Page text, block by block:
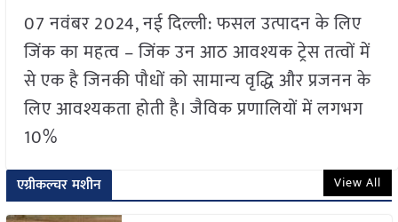
07 नवंबर 2024, नई दिल्ली: फसल उत्पादन के लिए
जिंक का महत्व – जिंक उन आठ आवश्यक ट्रेस तत्वों में
से एक है जिनकी पौधों को सामान्य वृद्धि और प्रजनन के
लिए आवश्यकता होती है। जैविक प्रणालियों में लगभग
10%
एग्रीकल्चर मशीन View All